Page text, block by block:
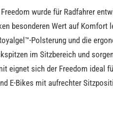
wurde für Radfahrer
besonderen Wert auf Komfort
Polsterung und die
im Sitzbereich und
eignet sich der Freedom ideal
E-Bikes mit aufrechter